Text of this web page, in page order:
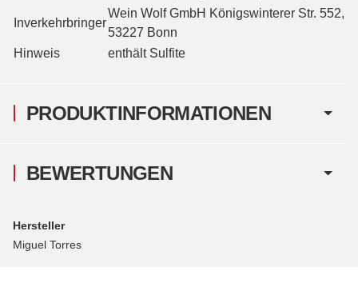
PRODUKTINFORMATIONEN
Inverkehrbringer
Wein Wolf GmbH Königswinterer Str. 552,
53227 Bonn
Hinweis
enthält Sulfite
BEWERTUNGEN
Hersteller
Miguel Torres